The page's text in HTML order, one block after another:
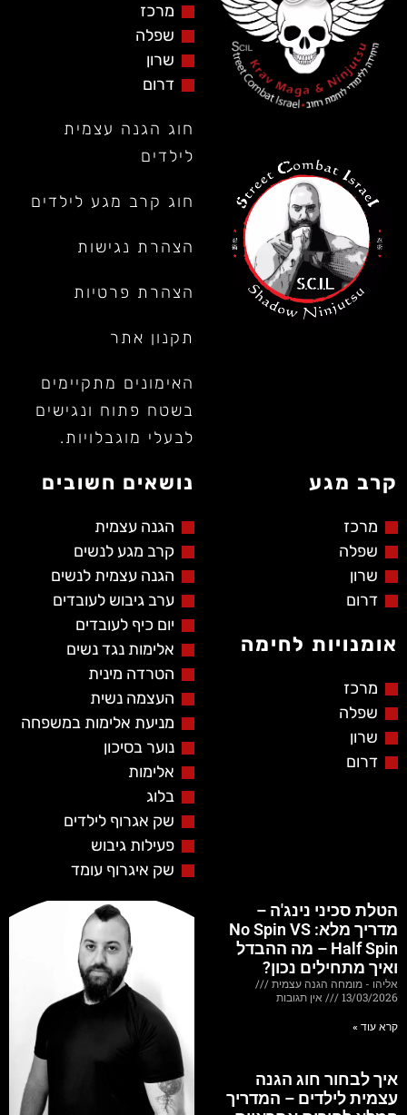
מרכז
שפלה
שרון
דרום
חוג הגנה עצמית
לילדים
חוג קרב מגע לילדים
הצהרת נגישות
הצהרת פרטיות
תקנון אתר
האימונים מתקיימים
בשטח פתוח ונגישים
לבעלי מוגבלויות.
קרב מגע
מרכז
שפלה
שרון
דרום
אומנויות לחימה
מרכז
שפלה
שרון
דרום
נושאים חשובים
הגנה עצמית
קרב מגע לנשים
הגנה עצמית לנשים
ערב גיבוש לעובדים
יום כיף לעובדים
אלימות נגד נשים
הטרדה מינית
העצמה נשית
מניעת אלימות במשפחה
נוער בסיכון
אלימות
בלוג
שק אגרוף לילדים
פעילות גיבוש
שק איגרוף עומד
הטלת סכיני נינג'ה –
מדריך מלא: No Spin VS
Half Spin – מה ההבדל
ואיך מתחילים נכון?
אליהו - מומחה הגנה עצמית
13/03/2026
אין תגובות
קרא עוד »
איך לבחור חוג הגנה
עצמית לילדים – המדריך